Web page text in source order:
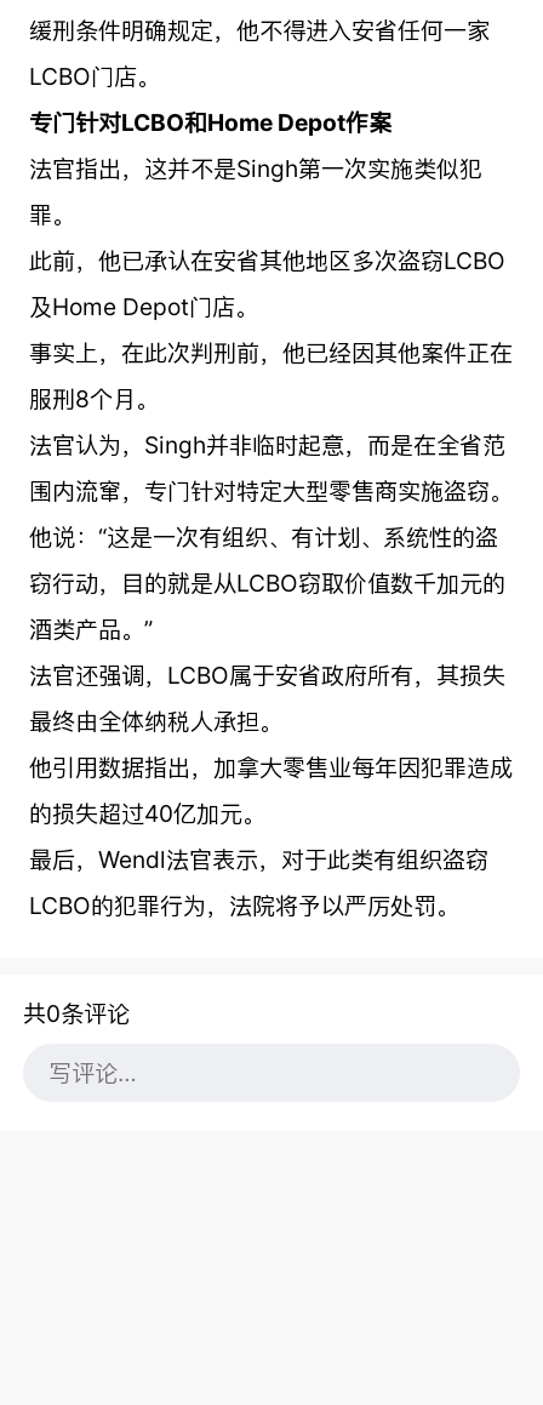
缓刑条件明确规定，他不得进入安省任何一家
LCBO门店。
专门针对LCBO和Home Depot作案
法官指出，这并不是Singh第一次实施类似犯
罪。
此前，他已承认在安省其他地区多次盗窃LCBO
及Home Depot门店。
事实上，在此次判刑前，他已经因其他案件正在
服刑8个月。
法官认为，Singh并非临时起意，而是在全省范
围内流窜，专门针对特定大型零售商实施盗窃。
他说：“这是一次有组织、有计划、系统性的盗
窃行动，目的就是从LCBO窃取价值数千加元的
酒类产品。”
法官还强调，LCBO属于安省政府所有，其损失
最终由全体纳税人承担。
他引用数据指出，加拿大零售业每年因犯罪造成
的损失超过40亿加元。
最后，Wendl法官表示，对于此类有组织盗窃
LCBO的犯罪行为，法院将予以严厉处罚。
共0条评论